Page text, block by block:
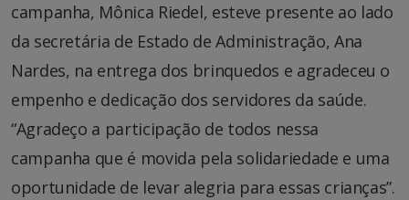
campanha, Mônica Riedel, esteve presente ao lado
da secretária de Estado de Administração, Ana
Nardes, na entrega dos brinquedos e agradeceu o
empenho e dedicação dos servidores da saúde.
“Agradeço a participação de todos nessa
campanha que é movida pela solidariedade e uma
oportunidade de levar alegria para essas crianças”.